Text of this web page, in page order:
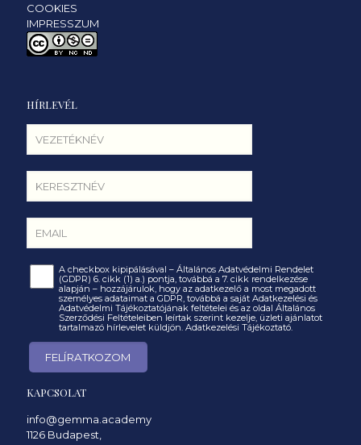
COOKIES
IMPRESSZUM
HÍRLEVÉL
A checkbox kipipálásával – Általános Adatvédelmi Rendelet
(GDPR) 6. cikk (1) a.) pontja, továbbá a 7. cikk rendelkezése
alapján – hozzájárulok, hogy az adatkezelő a most megadott
személyes adataimat a GDPR, továbbá a saját Adatkezelési és
Adatvédelmi Tájékoztatójának feltételei és az oldal Általános
Szerződési Feltételeiben leírtak szerint kezelje, üzleti ajánlatot
tartalmazó hírlevelet küldjön. Adatkezelési Tájékoztató.
KAPCSOLAT
info@gemma.academy
1126 Budapest,